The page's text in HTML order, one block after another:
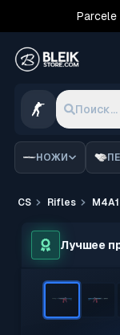
Parcele
Поиск...
НОЖИ
CS Rifles
Лучшее